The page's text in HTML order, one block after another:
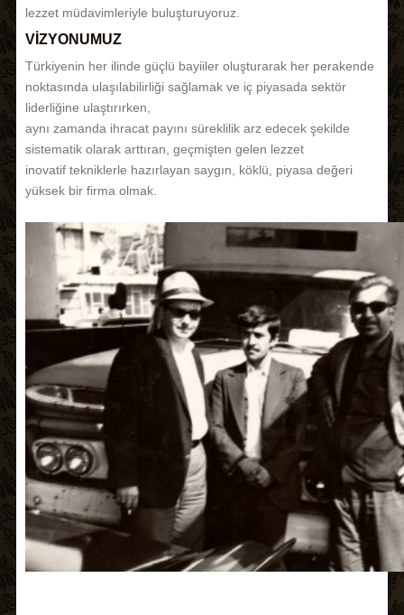
lezzet müdavimleriyle buluşturuyoruz.
VİZYONUMUZ
Türkiyenin her ilinde güçlü bayiiler oluşturarak her perakende
noktasında ulaşılabilirliği sağlamak ve iç piyasada sektör
liderliğine ulaştırırken,
aynı zamanda ihracat payını süreklilik arz edecek şekilde
sistematik olarak arttıran, geçmişten gelen lezzet
inovatif tekniklerle hazırlayan saygın, köklü, piyasa değeri
yüksek bir firma olmak.